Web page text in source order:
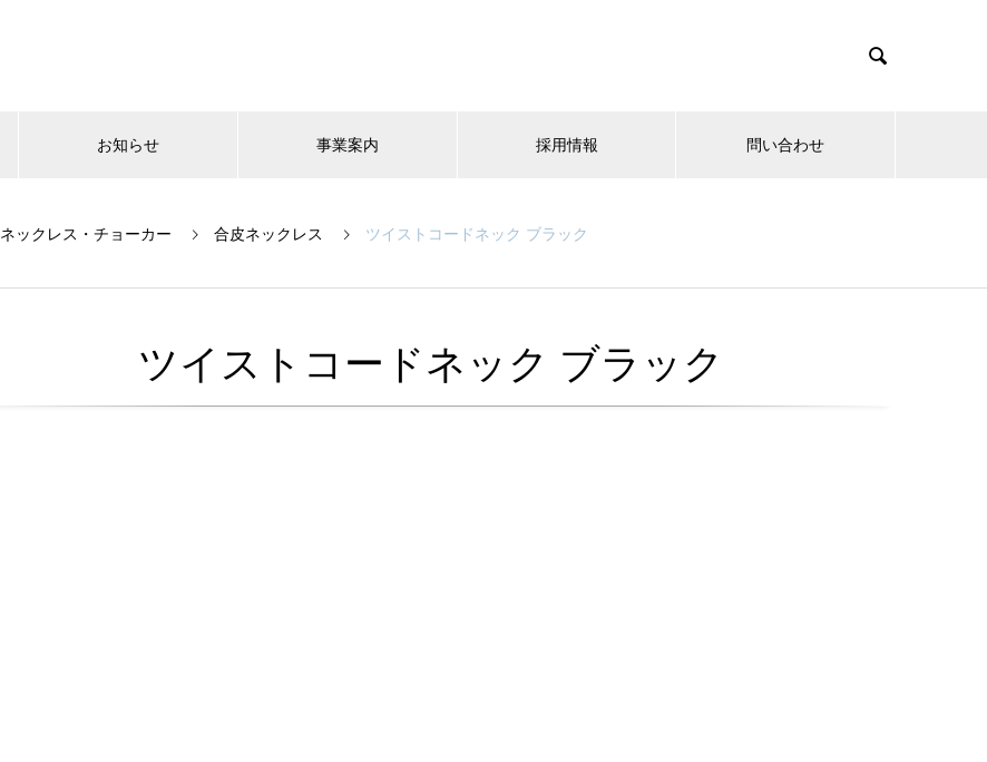

お知らせ 事業案内 採用情報 問い合わせ
ネックレス・チョーカー 合皮ネックレス ツイストコードネック ブラック
ツイストコードネック ブラック